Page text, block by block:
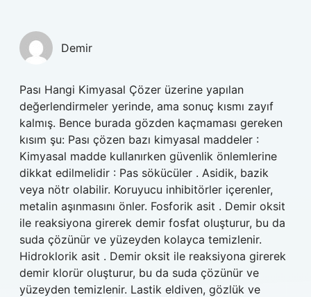
Demir
Pası Hangi Kimyasal Çözer üzerine yapılan
değerlendirmeler yerinde, ama sonuç kısmı zayıf
kalmış. Bence burada gözden kaçmaması gereken
kısım şu: Pası çözen bazı kimyasal maddeler :
Kimyasal madde kullanırken güvenlik önlemlerine
dikkat edilmelidir : Pas sökücüler . Asidik, bazik
veya nötr olabilir. Koruyucu inhibitörler içerenler,
metalin aşınmasını önler. Fosforik asit . Demir oksit
ile reaksiyona girerek demir fosfat oluşturur, bu da
suda çözünür ve yüzeyden kolayca temizlenir.
Hidroklorik asit . Demir oksit ile reaksiyona girerek
demir klorür oluşturur, bu da suda çözünür ve
yüzeyden temizlenir. Lastik eldiven, gözlük ve